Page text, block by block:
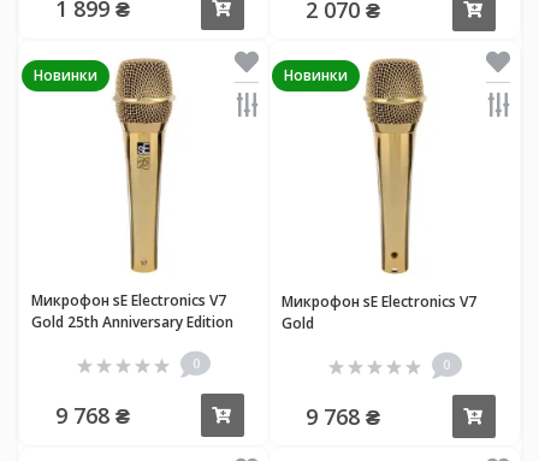
1 899 ₴ 2 070 ₴
Новинки
Микрофон sE Electronics V7
Gold 25th Anniversary Edition
0
9 768 ₴
Новинки
Микрофон sE Electronics V7
Gold
0
9 768 ₴